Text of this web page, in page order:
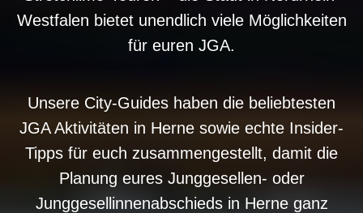
Westfalen bietet unendlich viele Möglichkeiten
für euren JGA.
Unsere City-Guides haben die beliebtesten
JGA Aktivitäten in Herne sowie echte Insider-
Tipps für euch zusammengestellt, damit die
Planung eures Junggesellen- oder
Junggesellinnenabschieds in Herne ganz